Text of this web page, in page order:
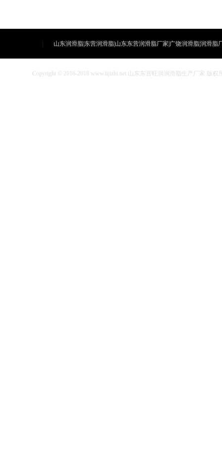
山东润滑脂|东营润滑脂|山东东营润滑脂厂家|广饶润滑脂|润滑
Copyright © 2016-2018 www.lijizhi.net 山东东营旺润润滑脂生产厂家 版权